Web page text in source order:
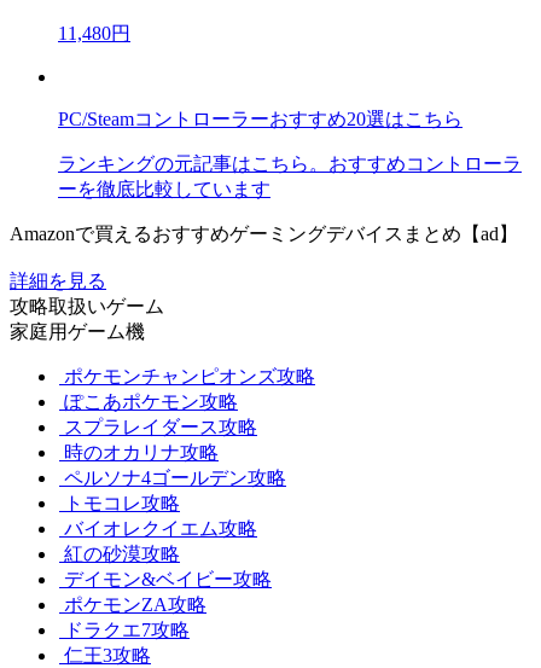
11,480円
PC/Steamコントローラーおすすめ20選はこちら
ランキングの元記事はこちら。おすすめコントローラ
ーを徹底比較しています
Amazonで買えるおすすめゲーミングデバイスまとめ【ad】
詳細を見る
攻略取扱いゲーム
家庭用ゲーム機
ポケモンチャンピオンズ攻略
ぽこあポケモン攻略
スプラレイダース攻略
時のオカリナ攻略
ペルソナ4ゴールデン攻略
トモコレ攻略
バイオレクイエム攻略
紅の砂漠攻略
デイモン&ベイビー攻略
ポケモンZA攻略
ドラクエ7攻略
仁王3攻略